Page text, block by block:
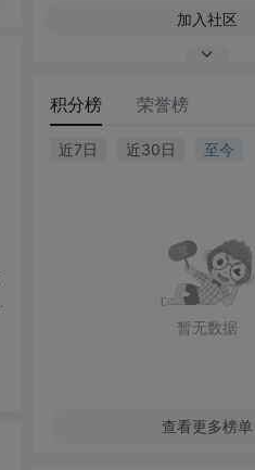
加入社区
积分榜 荣誉榜
近7日 近30日 至今
暂无数据
查看更多榜单